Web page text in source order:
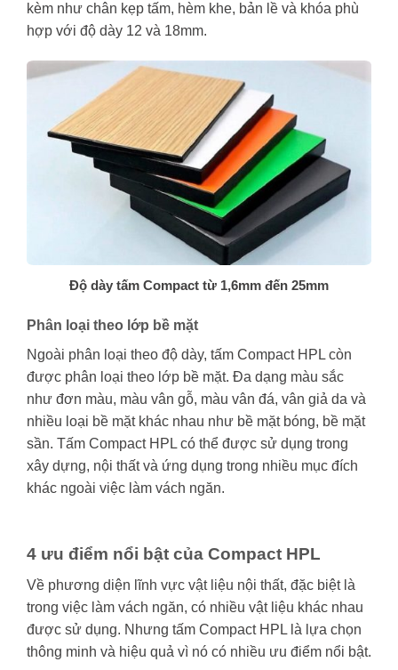
kèm như chân kẹp tấm, hèm khe, bản lề và khóa phù
hợp với độ dày 12 và 18mm.
Độ dày tấm Compact từ 1,6mm đến 25mm
Phân loại theo lớp bề mặt
Ngoài phân loại theo độ dày, tấm Compact HPL còn
được phân loại theo lớp bề mặt. Đa dạng màu sắc
như đơn màu, màu vân gỗ, màu vân đá, vân giả da và
nhiều loại bề mặt khác nhau như bề mặt bóng, bề mặt
sần. Tấm Compact HPL có thể được sử dụng trong
xây dựng, nội thất và ứng dụng trong nhiều mục đích
khác ngoài việc làm vách ngăn.
4 ưu điểm nổi bật của Compact HPL
Về phương diện lĩnh vực vật liệu nội thất, đặc biệt là
trong việc làm vách ngăn, có nhiều vật liệu khác nhau
được sử dụng. Nhưng tấm Compact HPL là lựa chọn
thông minh và hiệu quả vì nó có nhiều ưu điểm nổi bật.